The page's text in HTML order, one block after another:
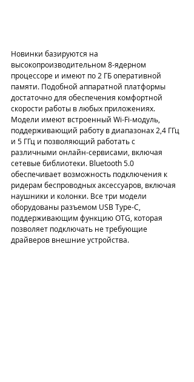
Новинки базируются на
высокопроизводительном 8-ядерном
процессоре и имеют по 2 ГБ оперативной
памяти. Подобной аппаратной платформы
достаточно для обеспечения комфортной
скорости работы в любых приложениях.
Модели имеют встроенный Wi-Fi-модуль,
поддерживающий работу в диапазонах 2,4 ГГц
и 5 ГГц и позволяющий работать с
различными онлайн-сервисами, включая
сетевые библиотеки. Bluetooth 5.0
обеспечивает возможность подключения к
ридерам беспроводных аксессуаров, включая
наушники и колонки. Все три модели
оборудованы разъемом USB Type-C,
поддерживающим функцию OTG, которая
позволяет подключать не требующие
драйверов внешние устройства.